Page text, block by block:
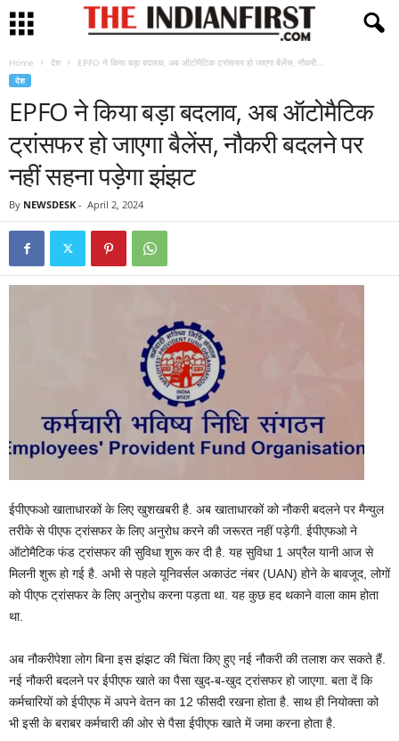
Home देश EPFO ने किया बड़ा बदलाव, अब ऑटोमैटिक ट्रांसफर हो जाएगा बैलेंस, नौकरी...
देश
EPFO ने किया बड़ा बदलाव, अब ऑटोमैटिक
ट्रांसफर हो जाएगा बैलेंस, नौकरी बदलने पर
नहीं सहना पड़ेगा झंझट
By NEWSDESK - April 2, 2024
ईपीएफओ खाताधारकों के लिए खुशखबरी है. अब खाताधारकों को नौकरी बदलने पर मैन्युल
तरीके से पीएफ ट्रांसफर के लिए अनुरोध करने की जरूरत नहीं पड़ेगी. ईपीएफओ ने
ऑटोमैटिक फंड ट्रांसफर की सुविधा शुरू कर दी है. यह सुविधा 1 अप्रैल यानी आज से
मिलनी शुरू हो गई है. अभी से पहले यूनिवर्सल अकाउंट नंबर (UAN) होने के बावजूद, लोगों
को पीएफ ट्रांसफर के लिए अनुरोध करना पड़ता था. यह कुछ हद थकाने वाला काम होता
था.
अब नौकरीपेशा लोग बिना इस झंझट की चिंता किए हुए नई नौकरी की तलाश कर सकते हैं.
नई नौकरी बदलने पर ईपीएफ खाते का पैसा खुद-ब-खुद ट्रांसफर हो जाएगा. बता दें कि
कर्मचारियों को ईपीएफ में अपने वेतन का 12 फीसदी रखना होता है. साथ ही नियोक्ता को
भी इसी के बराबर कर्मचारी की ओर से पैसा ईपीएफ खाते में जमा करना होता है.